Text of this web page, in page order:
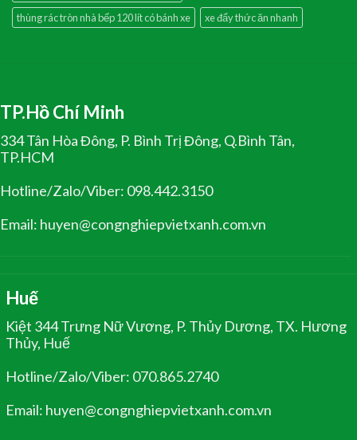
thùng rác tròn nhà bếp 120 lít có bánh xe
xe đẩy thức ăn nhanh
TP.Hồ Chí Minh
334 Tân Hòa Đông, P. Bình Trị Đông, Q.Bình Tân,
TP.HCM
Hotline/Zalo/Viber: 098.442.3150
Email: huyen@congnghiepvietxanh.com.vn
Huế
Kiệt 344 Trưng Nữ Vương, P. Thủy Dương, TX. Hương
Thủy, Huế
Hotline/Zalo/Viber: 070.865.2740
Email: huyen@congnghiepvietxanh.com.vn